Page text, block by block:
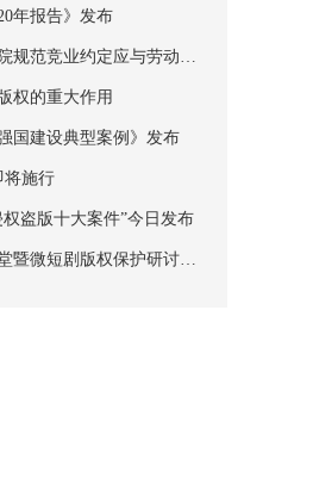
年报告》发布
规范竞业约定应与劳动者
和与知识产权相关的保密
权的重大作用
国建设典型案例》发布
将施行
盗版十大案件”今日发布
暨微短剧版权保护研讨会